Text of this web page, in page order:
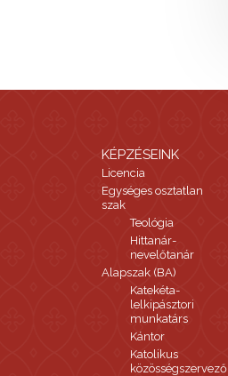
KÉPZÉSEINK
Licencia
Egységes osztatlan
szak
Teológia
Hittanár-
nevelőtanár
Alapszak (BA)
Katekéta-
lelkipásztori
munkatárs
Kántor
Katolikus
közösségszervező